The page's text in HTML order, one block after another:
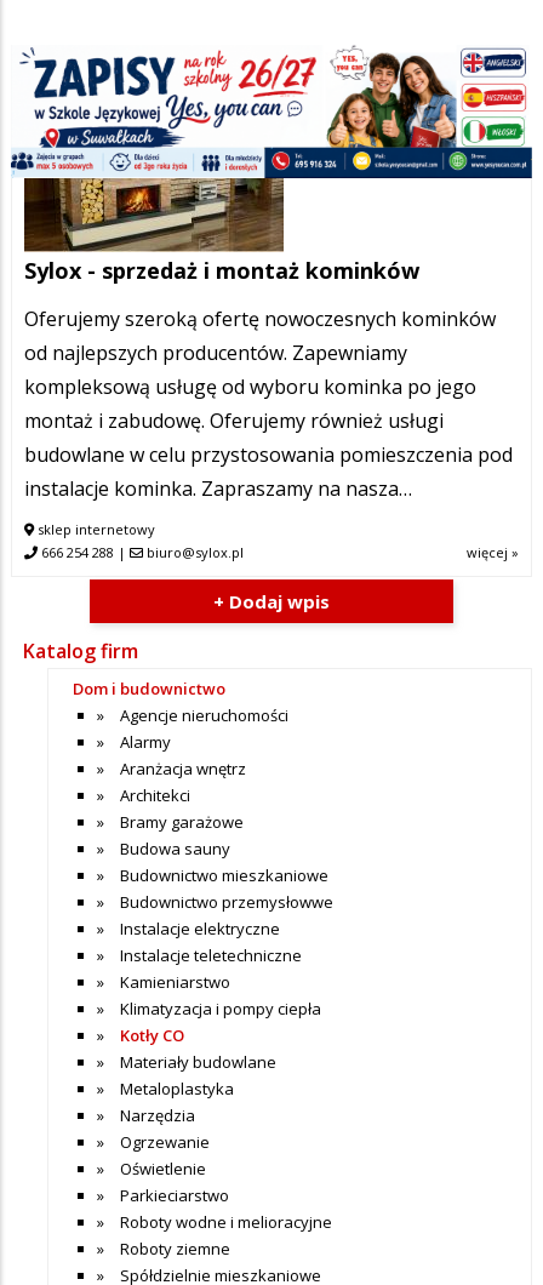
Sylox - sprzedaż i montaż kominków
Oferujemy szeroką ofertę nowoczesnych kominków
od najlepszych producentów. Zapewniamy
kompleksową usługę od wyboru kominka po jego
montaż i zabudowę. Oferujemy również usługi
budowlane w celu przystosowania pomieszczenia pod
instalacje kominka. Zapraszamy na nasza…
sklep internetowy
666 254 288 | biuro@sylox.pl więcej »
+ Dodaj wpis
Katalog firm
Dom i budownictwo
Agencje nieruchomości
Alarmy
Aranżacja wnętrz
Architekci
Bramy garażowe
Budowa sauny
Budownictwo mieszkaniowe
Budownictwo przemysłowwe
Instalacje elektryczne
Instalacje teletechniczne
Kamieniarstwo
Klimatyzacja i pompy ciepła
Kotły CO
Materiały budowlane
Metaloplastyka
Narzędzia
Ogrzewanie
Oświetlenie
Parkieciarstwo
Roboty wodne i melioracyjne
Roboty ziemne
Spółdzielnie mieszkaniowe